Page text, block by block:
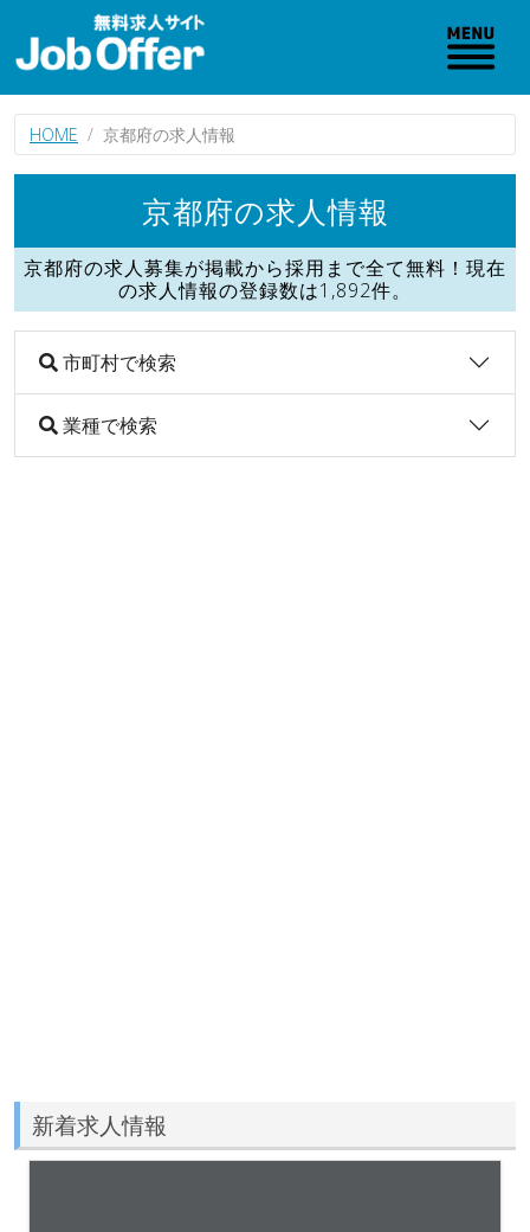
HOME 京都府の求人情報
京都府の求人情報
京都府の求人募集が掲載から採用まで全て無料！現在
の求人情報の登録数は1,892件。
市町村で検索
業種で検索
新着求人情報